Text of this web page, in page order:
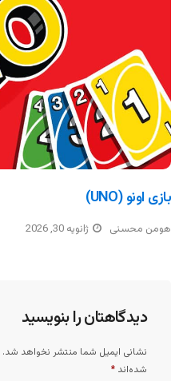
بازی اونو (UNO)
هومن محسنی ژانویه 30, 2026
دیدگاهتان را بنویسید
نشانی ایمیل شما منتشر نخواهد شد.
شده‌اند *